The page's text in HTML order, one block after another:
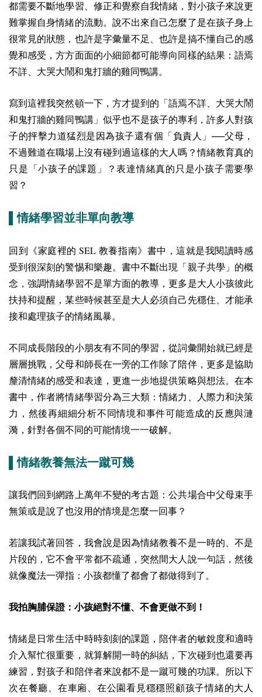
都需要不斷地學習、修正和覺察自我情緒，對小孩子來說更
難掌握自身情緒的流動。說不出來自己怎麼了是在孩子身上
很常見的狀態，也許是字彙量不足、也許是搞不懂自己的感
覺和感受，方方面面的小細節都可能導向同樣的結果：語焉
不詳、大哭大鬧和鬼打牆的雞同鴨講。
寫到這裡我突然頓一下，方才提到的「語焉不詳、大哭大鬧
和鬼打牆的雞同鴨講」似乎也不是孩子的專利，許多人對孩
子的抨擊力道猛烈是因為孩子還有個「負責人」──父母，
不過難道在職場上沒有碰到過這樣的大人嗎？情緒教育真的
只是「小孩子的課題」？表達情緒真的只是小孩子需要學
習？
▌情緒學習並非單向教導
回到《家庭裡的 SEL 教養指南》書中，這就是我閱讀時感
受到很深刻的警惕和樂趣。書中不斷出現「親子共學」的概
念，強調情緒學習不是單方面的教導，更多是大人小孩彼此
扶持和提醒，某些時候甚至是大人必須自己先穩住、才能承
接和處理孩子的情緒風暴。
不同成長階段的小朋友有不同的學習，從詞彙開始就已經是
層層挑戰，父母和師長在一旁的工作除了陪伴，更多是協助
釐清情緒的感受和表達，更進一步地提供策略與想法。在本
書中，作者將情緒學習分為三大類：情緒力、人際力和決策
力，然後再細細分析不同情境和事件可能造成的反應與漣
漪，針對各個不同的可能情境一一破解。
▌情緒教養無法一蹴可幾
讓我們回到網路上萬年不變的考古題：公共場合中父母束手
無策或是說了也沒用的情境是怎麼一回事？
若讓我試著回答，我會說是因為情緒教養不是一時的、不是
片段的，它不會平常都不疏通，突然間大人說一句話，然後
就像魔法一彈指：小孩都懂了都會了都做得到了。
我拍胸脯保證：小孩絕對不懂、不會更做不到！
情緒是日常生活中時時刻刻的課題，陪伴者的敏銳度和適時
介入幫忙很重要，就算解開一時的糾結，下次碰到也還要再
練習，對孩子和陪伴者來說都不是一蹴可幾的功課。所以下
次在餐廳、在車廂、在公園看見穩穩照顧孩子情緒的大人